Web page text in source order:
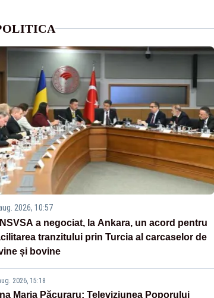
2026, 10:57
a negociat, la Ankara, un acord pentru
tranzitului prin Turcia al carcaselor de
și bovine
2026, 15:18
Maria Păcuraru: Televiziunea Poporului